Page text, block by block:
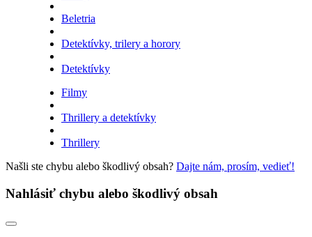
Beletria
Detektívky, trilery a horory
Detektívky
Filmy
Thrillery a detektívky
Thrillery
Našli ste chybu alebo škodlivý obsah? Dajte nám, prosím, vedieť!
Nahlásiť chybu alebo škodlivý obsah